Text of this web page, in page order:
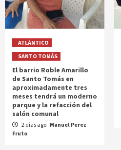
ATLÁNTICO
SANTO TOMÁS
El barrio Roble Amarillo
de Santo Tomás en
aproximadamente tres
meses tendrá un moderno
parque y la refacción del
salón comunal
2 días ago Manuel Perez
Fruto